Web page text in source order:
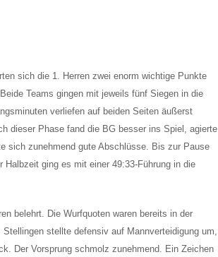
sich die 1. Herren zwei enorm wichtige Punkte
Teams gingen mit jeweils fünf Siegen in die
verliefen auf beiden Seiten äußerst
dieser Phase fand die BG besser ins Spiel, agierte
sich zunehmend gute Abschlüsse. Bis zur Pause
ging es mit einer 49:33-Führung in die
belehrt. Die Wurfquoten waren bereits in der
stellte defensiv auf Mannverteidigung um,
Der Vorsprung schmolz zunehmend. Ein Zeichen